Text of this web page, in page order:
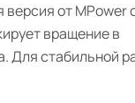
от MPower
вращение в
Для стабильной